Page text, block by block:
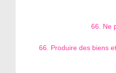
66. Ne
66. Produire des biens